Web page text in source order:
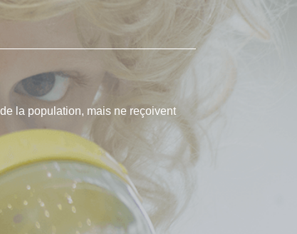
la population, mais ne reçoivent